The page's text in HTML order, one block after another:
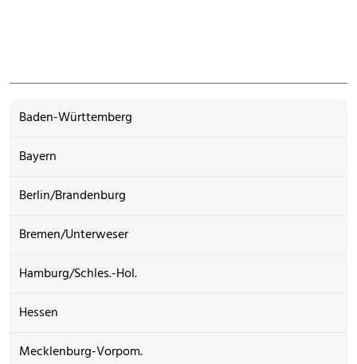
Baden-Württemberg
Bayern
Berlin/Brandenburg
Bremen/Unterweser
Hamburg/Schles.-Hol.
Hessen
Mecklenburg-Vorpom.